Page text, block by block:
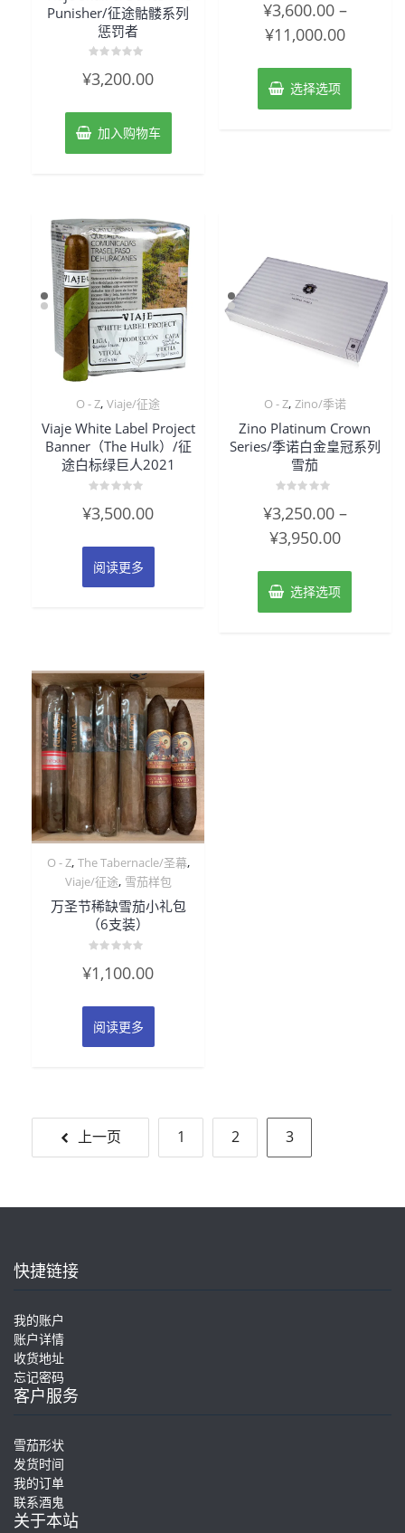
Punisher/征途骷髅系列
惩罚者
分
5
¥3,200.00
加入购物车
分
0
&sol;
5
¥3,600.00–
¥11,000.00
选择选项
O - Z,Viaje/征途
Viaje White Label Project
Banner（The Hulk）/征
途白标绿巨人2021
分
5
¥3,500.00
阅读更多
O - Z, Zino/季诺
Zino Platinum Crown
Series/季诺白金皇冠系列
雪茄
分
0
&sol;
5
¥3,250.00–
¥3,950.00
选择选项
O - Z, The Tabernacle/圣幕,
Viaje/征途, 雪茄样包
万圣节稀缺雪茄小礼包
（6支装）
分
5
¥1,100.00
阅读更多
章
导
上一页 1 2 3
快捷链接
我的账户
账户详情
收货地址
忘记密码
客户服务
雪茄形状
发货时间
我的订单
联系酒鬼
关于本站